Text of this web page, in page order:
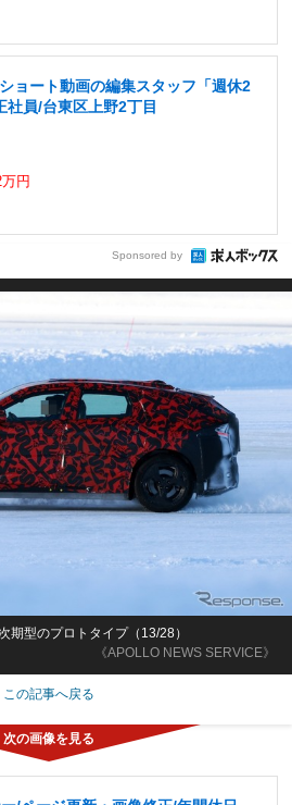
ョート動画の編集スタッフ「週休2
社員/台東区上野2丁目
円
Sponsored by
《APOLLO NEWS SERVICE》
期型のプロトタイプ（13/28）
この記事へ戻る